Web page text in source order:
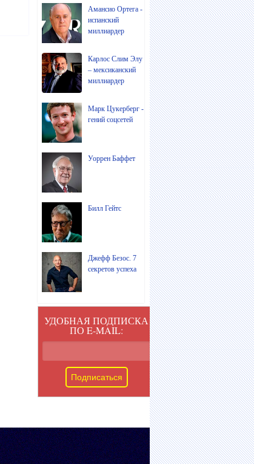
Амансио Ортега -
испанский
миллиардер
Карлос Слим Элу
– мексиканский
миллиардер
Марк Цукерберг -
гений соцсетей
Уоррен Баффет
Билл Гейтс
Джефф Безос. 7
секретов успеха
УДОБНАЯ ПОДПИСКА
ПО E-MAIL: